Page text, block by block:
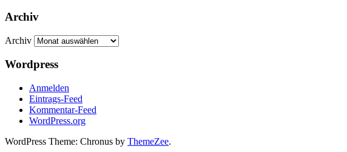
Archiv
Archiv
Wordpress
Anmelden
Eintrags-Feed
Kommentar-Feed
WordPress.org
WordPress Theme: Chronus by ThemeZee.